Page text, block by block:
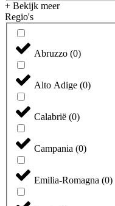
+ Bekijk meer
Regio's
Abruzzo (0)
Alto Adige (0)
Calabrië (0)
Campania (0)
Emilia-Romagna (0)